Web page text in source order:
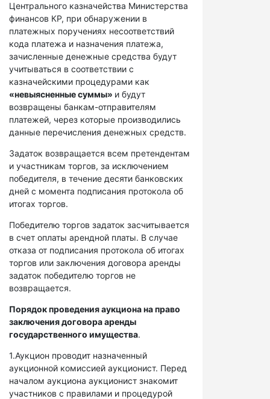
Центрального казначейства Министерства
финансов КР, при обнаружении в
платежных поручениях несоответствий
кода платежа и назначения платежа,
зачисленные денежные средства будут
учитываться в соответствии с
казначейскими процедурами как
«невыясненные суммы» и будут
возвращены банкам-отправителям
платежей, через которые производились
данные перечисления денежных средств.
Задаток возвращается всем претендентам
и участникам торгов, за исключением
победителя, в течение десяти банковских
дней с момента подписания протокола об
итогах торгов.
Победителю торгов задаток засчитывается
в счет оплаты арендной платы. В случае
отказа от подписания протокола об итогах
торгов или заключения договора аренды
задаток победителю торгов не
возвращается.
Порядок проведения аукциона на право
заключения договора аренды
государственного имущества.
1.Аукцион проводит назначенный
аукционной комиссией аукционист. Перед
началом аукциона аукционист знакомит
участников с правилами и процедурой